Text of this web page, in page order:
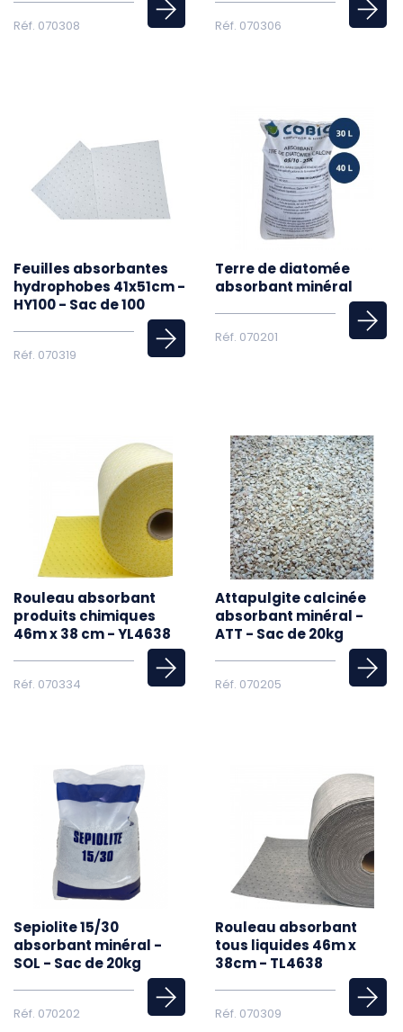
Réf. 070308 Réf. 070306
Feuilles absorbantes
hydrophobes 41x51cm -
HY100 - Sac de 100
Réf. 070319
Terre de diatomée
absorbant minéral
Réf. 070201
Rouleau absorbant
produits chimiques
46m x 38 cm - YL4638
Réf. 070334
Attapulgite calcinée
absorbant minéral -
ATT - Sac de 20kg
Réf. 070205
Sepiolite 15/30
absorbant minéral -
SOL - Sac de 20kg
Réf. 070202
Rouleau absorbant
tous liquides 46m x
38cm - TL4638
Réf. 070309